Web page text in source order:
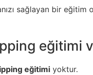
sağlayan bir eğitim
eğitimi
eğitimi yoktur.